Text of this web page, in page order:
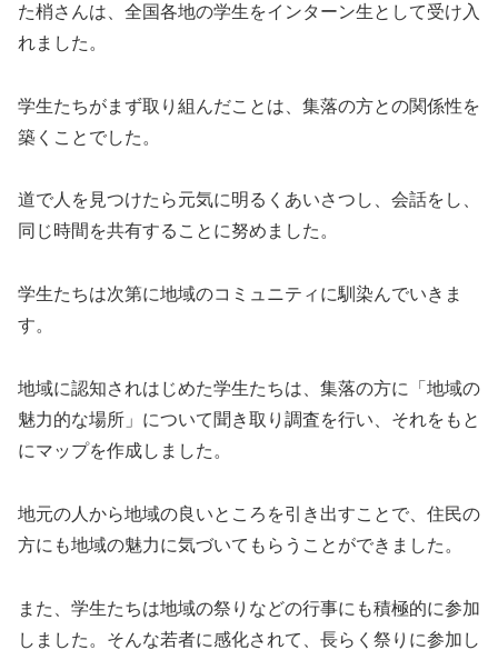
た梢さんは、全国各地の学生をインターン生として受け入
れました。
学生たちがまず取り組んだことは、集落の方との関係性を
築くことでした。
道で人を見つけたら元気に明るくあいさつし、会話をし、
同じ時間を共有することに努めました。
学生たちは次第に地域のコミュニティに馴染んでいきま
す。
地域に認知されはじめた学生たちは、集落の方に「地域の
魅力的な場所」について聞き取り調査を行い、それをもと
にマップを作成しました。
地元の人から地域の良いところを引き出すことで、住民の
方にも地域の魅力に気づいてもらうことができました。
また、学生たちは地域の祭りなどの行事にも積極的に参加
しました。そんな若者に感化されて、長らく祭りに参加し